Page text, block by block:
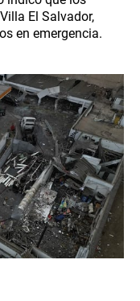
El Salvador,
en emergencia.